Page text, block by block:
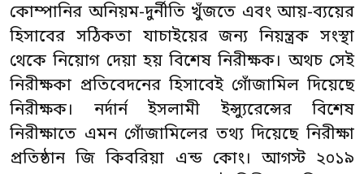
কোম্পানির অনিয়ম-দুর্নীতি খুঁজতে এবং আয়-ব্যয়ের
হিসাবের সঠিকতা যাচাইয়ের জন্য নিয়ন্ত্রক সংস্থা
থেকে নিয়োগ দেয়া হয় বিশেষ নিরীক্ষক। অথচ সেই
নিরীক্ষকা প্রতিবেদনের হিসাবেই গোঁজামিল দিয়েছে
নিরীক্ষক। নর্দার্ন ইসলামী ইন্স্যুরেন্সের বিশেষ
নিরীক্ষাতে এমন গোঁজামিলের তথ্য দিয়েছে নিরীক্ষা
প্রতিষ্ঠান জি কিবরিয়া এন্ড কোং। আগস্ট ২০১৯